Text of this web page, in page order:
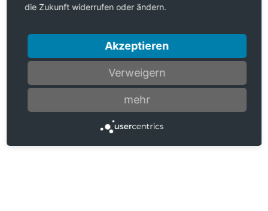
die Zukunft widerrufen oder ändern.
Akzeptieren
Verweigern
mehr